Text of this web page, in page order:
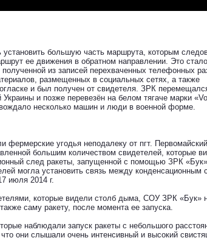
установить большую часть маршрута, которым
ее движения в обратном направлении. Это стало
из записей перехваченных телефонных
размещенных в социальных сетях, а также
и был получен от свидетеля. ЗРК
и позже перевезён на белом тягаче марки
несколько машин и люди в военной форме.
фермерские угодья неподалеку от пгт.
большим количеством свидетелей, которые
след ракеты, запущенной с помощью ЗРК
могла установить связь между конденсационным
июля 2014 г.
которые видели столб дыма, СОУ ЗРК «Бук»
саму ракету, после момента ее запуска.
наблюдали запуск ракеты с небольшого
они слышали очень интенсивный и высокий